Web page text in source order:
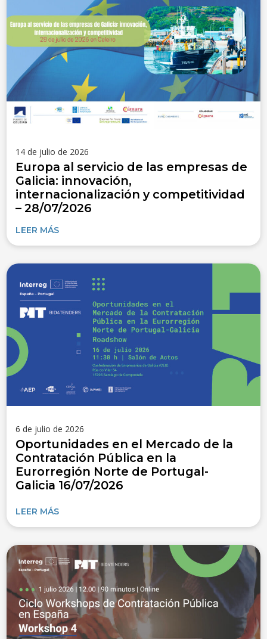
14 de julio de 2026
Europa al servicio de las empresas de
Galicia: innovación,
internacionalización y competitividad
– 28/07/2026
LEER MÁS
6 de julio de 2026
Oportunidades en el Mercado de la
Contratación Pública en la
Eurorregión Norte de Portugal-
Galicia 16/07/2026
LEER MÁS